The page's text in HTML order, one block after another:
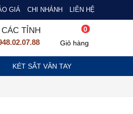
GIÁ CHI NHÁNH LIÊN HỆ
CÁC TỈNH
0
Giỏ hàng
KÉT SẮT VÂN TAY